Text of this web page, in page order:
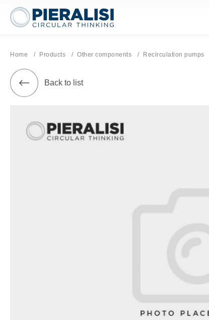
Pieralisi Maip Spa
Home Products Other components Current page:
Recirculation pumps
Back to list